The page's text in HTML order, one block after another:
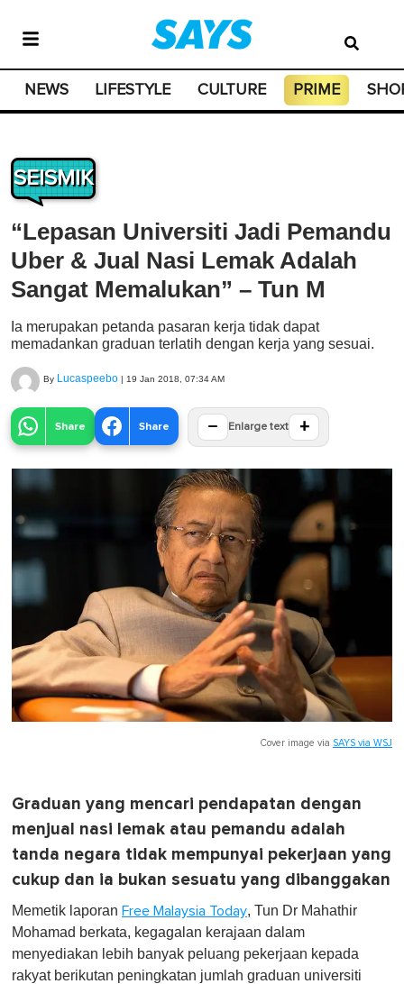
NEWS LIFESTYLE CULTURE PRIME
SEISMIK
“Lepasan Universiti Jadi Pemandu
Uber & Jual Nasi Lemak Adalah
Sangat Memalukan” – Tun M
Ia merupakan petanda pasaran kerja tidak dapat
memadankan graduan terlatih dengan kerja yang sesuai.
By Lucaspeebo | 19 Jan 2018, 07:34 AM
Share Share − Enlarge text +
Cover image via SAYS via WSJ
Graduan yang mencari pendapatan dengan
menjual nasi lemak atau pemandu adalah
tanda negara tidak mempunyai pekerjaan yang
cukup dan ia bukan sesuatu yang dibanggakan
Memetik laporan Free Malaysia Today, Tun Dr Mahathir
Mohamad berkata, kegagalan kerajaan dalam
menyediakan lebih banyak peluang pekerjaan kepada
rakyat berikutan peningkatan jumlah graduan universiti